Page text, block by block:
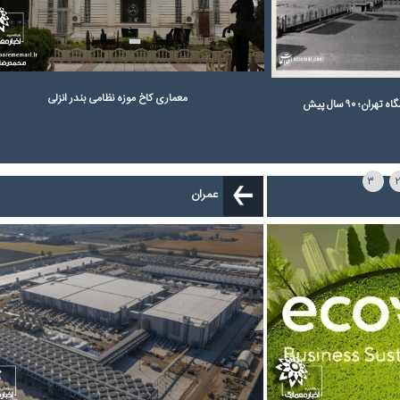
معماری کاخ موزه نظامی بندر انزلی
عمران